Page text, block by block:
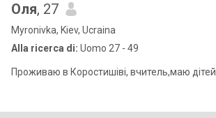
Оля, 27
Myronivka, Kiev, Ucraina
Alla ricerca di: Uomo 27 - 49
Проживаю в Коростишіві, вчитель,маю дітей